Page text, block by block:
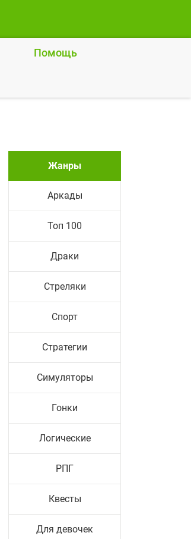
Помощь
Жанры
Аркады
Топ 100
Драки
Стреляки
Спорт
Стратегии
Симуляторы
Гонки
Логические
РПГ
Квесты
Для девочек